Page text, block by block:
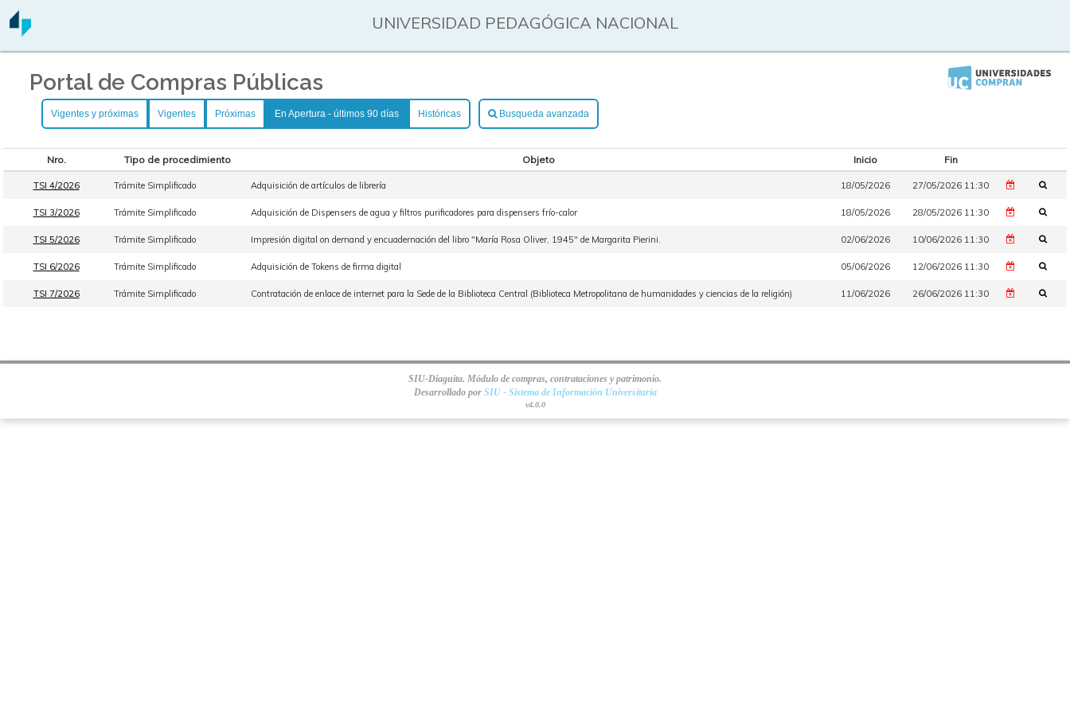
UNIVERSIDAD PEDAGÓGICA NACIONAL
Portal de Compras Públicas
Vigentes y próximas Vigentes Próximas En Apertura - últimos 90 días Históricas Busqueda avanzada
Nro. Tipo de procedimiento Objeto Inicio Fin
TSI 4/2026 Trámite Simplificado Adquisición de artículos de librería 18/05/2026 27/05/2026 11:30
TSI 3/2026 Trámite Simplificado Adquisición de Dispensers de agua y filtros purificadores para dispensers frío-calor 18/05/2026 28/05/2026 11:30
TSI 5/2026 Trámite Simplificado Impresión digital on demand y encuadernación del libro "María Rosa Oliver, 1945" de Margarita Pierini. 02/06/2026 10/06/2026 11:30
TSI 6/2026 Trámite Simplificado Adquisición de Tokens de firma digital 05/06/2026 12/06/2026 11:30
TSI 7/2026 Trámite Simplificado Contratación de enlace de internet para la Sede de la Biblioteca Central (Biblioteca Metropolitana de humanidades y ciencias de la religión) 11/06/2026 26/06/2026 11:30
SIU-Diaguita. Módulo de compras, contrataciones y patrimonio.
Desarrollado por SIU - Sistema de Información Universitaria
v4.0.0